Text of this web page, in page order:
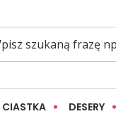
CIASTKA DESERY